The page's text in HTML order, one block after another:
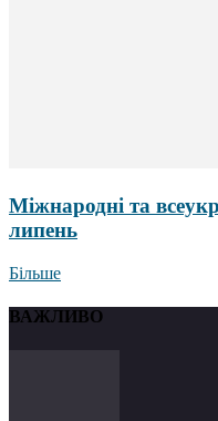
Міжнародні та
липень
Більше
ВАЖЛИВО